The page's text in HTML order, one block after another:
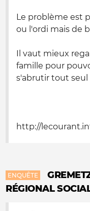
Le problème est
ou l'ordi mais de
Il vaut mieux
famille pour
s'abrutir tout seul
http://
ENQUÊTE
RÉGIONAL